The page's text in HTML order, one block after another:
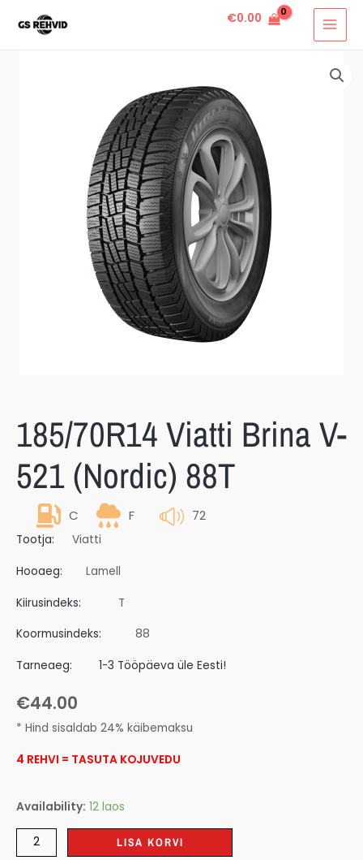
€0.00
185/70R14 Viatti Brina V-
521 (nordic) 88T
C F 72
Tootja: Viatti
Hooaeg: Lamell
Kiirusindeks: T
Koormusindeks: 88
Tarneaeg: 1-3 Tööpäeva üle Eesti!
€44.00
* Hind sisaldab 24% käibemaksu
4 REHVI = TASUTA KOJUVEDU
Availability: 12 laos
LISA KORVI